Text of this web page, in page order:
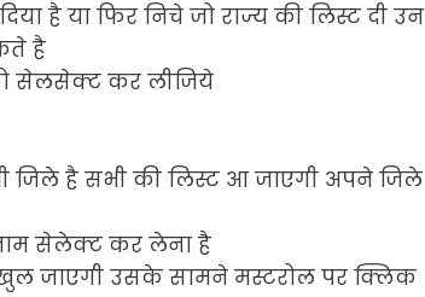
है या फिर निचे जो राज्य की लिस्ट दी उन
है
सेलसेक्ट कर लीजिये
है सभी की लिस्ट आ जाएगी अपने जिले
सेलेक्ट कर लेना है
जाएगी उसके सामने मस्टरोल पर क्लिक